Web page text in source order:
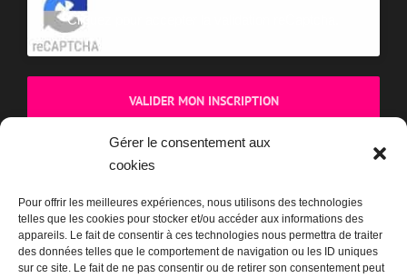
Gérer le consentement aux
cookies
Pour offrir les meilleures expériences, nous utilisons des technologies
telles que les cookies pour stocker et/ou accéder aux informations des
appareils. Le fait de consentir à ces technologies nous permettra de traiter
des données telles que le comportement de navigation ou les ID uniques
sur ce site. Le fait de ne pas consentir ou de retirer son consentement peut
Cliquez pour accepter la validation reCaptcha.
BOUTIQUE